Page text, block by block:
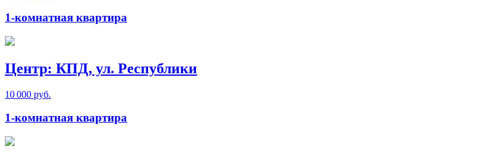
1-комнатная квартира
Центр: КПД, ул. Республики
10 000 руб.
1-комнатная квартира